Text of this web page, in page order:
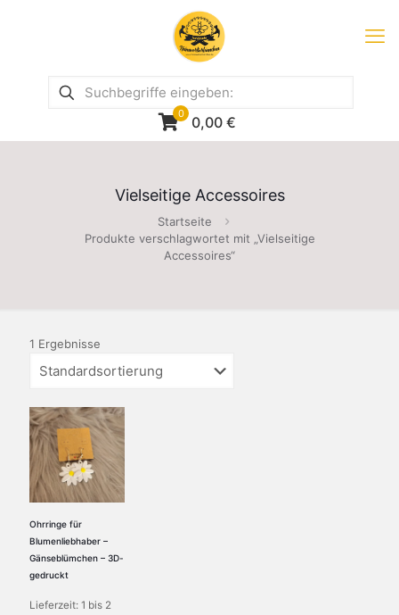
0 0,00 €
Vielseitige Accessoires
Startseite
Produkte verschlagwortet mit „Vielseitige
Accessoires“
1 Ergebnisse
Ohrringe für
Blumenliebhaber –
Gänseblümchen – 3D-
gedruckt
Lieferzeit: 1 bis 2